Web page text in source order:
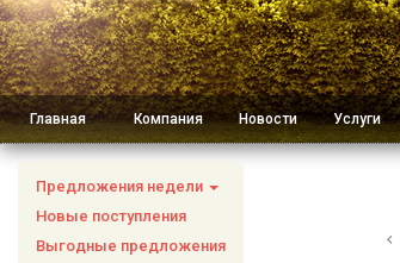
Главная Компания Новости Услуги
Предложения недели
Новые поступления
Выгодные предложения